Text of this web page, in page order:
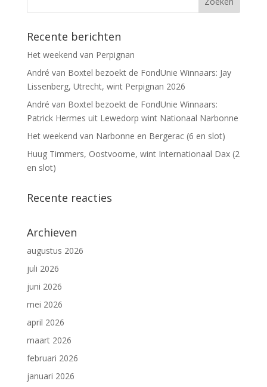
Recente berichten
Het weekend van Perpignan
André van Boxtel bezoekt de FondUnie Winnaars: Jay
Lissenberg, Utrecht, wint Perpignan 2026
André van Boxtel bezoekt de FondUnie Winnaars:
Patrick Hermes uit Lewedorp wint Nationaal Narbonne
Het weekend van Narbonne en Bergerac (6 en slot)
Huug Timmers, Oostvoorne, wint Internationaal Dax (2
en slot)
Recente reacties
Archieven
augustus 2026
juli 2026
juni 2026
mei 2026
april 2026
maart 2026
februari 2026
januari 2026